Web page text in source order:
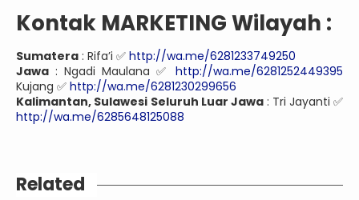
Kontak MARKETING Wilayah :
Sumatera : Rifa’i ✅ http://wa.me/6281233749250
Jawa : Ngadi Maulana ✅ http://wa.me/6281252449395
Kujang ✅ http://wa.me/6281230299656
Kalimantan, Sulawesi Seluruh Luar Jawa : Tri Jayanti ✅
http://wa.me/6285648125088
Related